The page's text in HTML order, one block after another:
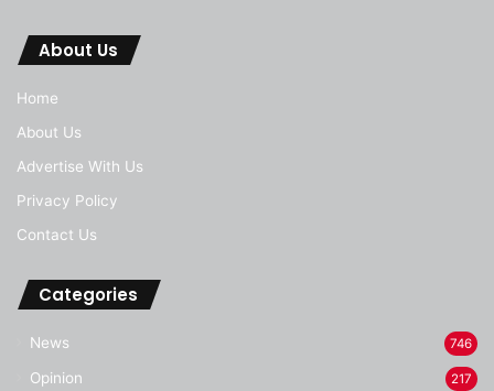
About Us
Home
About Us
Advertise With Us
Privacy Policy
Contact Us
Categories
News 746
Opinion 217